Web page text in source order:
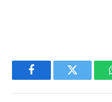
FacebookTwitter